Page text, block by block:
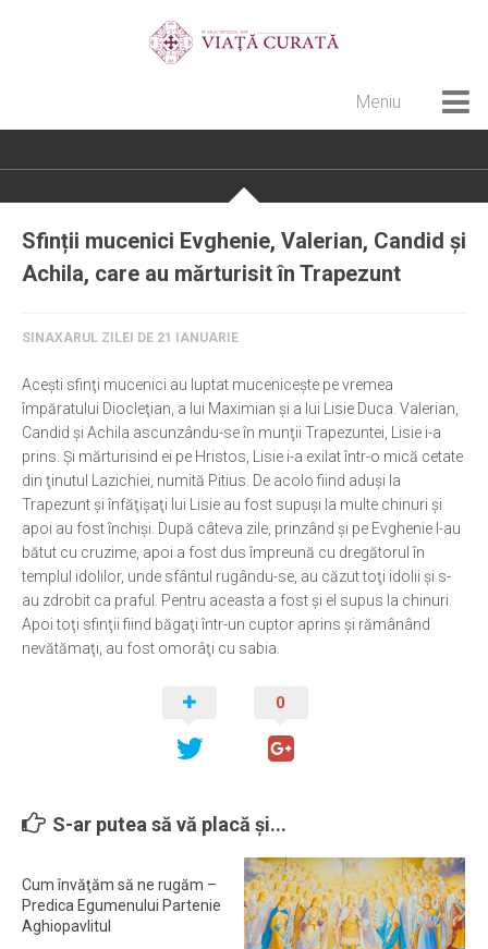
Meniu
Pateric Atonit
Istoria Bisericii
Artă sacră
Noi și Biserica
Rânduieli liturgice
Predici și cateheze
Pelerinaje
Ortodox în diaspora
Evenimente
Biserici și mănăstiri
Viață curată
Gadgeturi cu două tăișuri
Interviuri
Puncte de Vedere
Sfinții mucenici Evghenie, Valerian, Candid și
Achila, care au mărturisit în Trapezunt
SINAXARUL ZILEI DE 21 IANUARIE
Aceşti sfinţi mucenici au luptat muceniceşte pe vremea
împăratului Diocleţian, a lui Maximian şi a lui Lisie Duca. Valerian,
Candid şi Achila ascunzându-se în munţii Trapezuntei, Lisie i-a
prins. Şi mărturisind ei pe Hristos, Lisie i-a exilat într-o mică cetate
din ţinutul Lazichiei, numită Pitius. De acolo fiind aduşi la
Trapezunt şi înfăţişaţi lui Lisie au fost supuşi la multe chinuri şi
apoi au fost închişi. După câteva zile, prinzând şi pe Evghenie l-au
bătut cu cruzime, apoi a fost dus împreună cu dregătorul în
templul idolilor, unde sfântul rugându-se, au căzut toţi idolii şi s-
au zdrobit ca praful. Pentru aceasta a fost şi el supus la chinuri.
Apoi toţi sfinţii fiind băgaţi într-un cuptor aprins şi rămânând
nevătămaţi, au fost omorâţi cu sabia.
0
S-ar putea să vă placă și...
Cum învăţăm să ne rugăm –
Predica Egumenului Partenie
Aghiopavlitul